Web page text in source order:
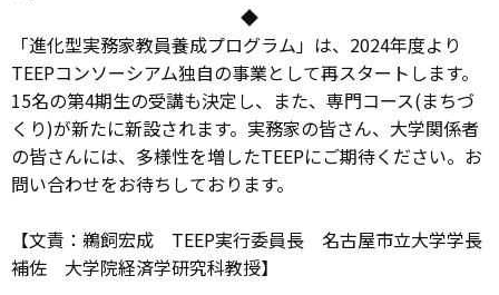
◆
「進化型実務家教員養成プログラム」は、2024年度より
TEEPコンソーシアム独自の事業として再スタートします。
15名の第4期生の受講も決定し、また、専門コース(まちづ
くり)が新たに新設されます。実務家の皆さん、大学関係者
の皆さんには、多様性を増したTEEPにご期待ください。お
問い合わせをお待ちしております。
【文責：鵜飼宏成 TEEP実行委員長 名古屋市立大学学長
補佐 大学院経済学研究科教授】